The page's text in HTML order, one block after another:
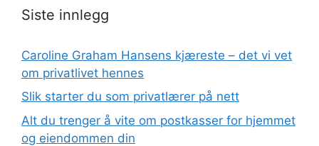
Siste innlegg
Caroline Graham Hansens kjæreste – det vi vet
om privatlivet hennes
Slik starter du som privatlærer på nett
Alt du trenger å vite om postkasser for hjemmet
og eiendommen din